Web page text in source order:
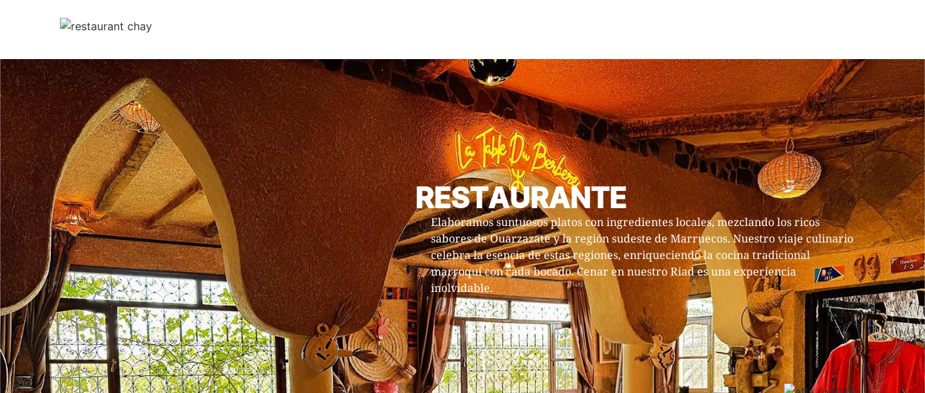
RESTAURANTE
Elaboramos suntuosos platos con ingredientes locales, mezclando los ricos
sabores de Ouarzazate y la región sudeste de Marruecos. Nuestro viaje culinario
celebra la esencia de estas regiones, enriqueciendo la cocina tradicional
marroquí con cada bocado. Cenar en nuestro Riad es una experiencia
inolvidable.